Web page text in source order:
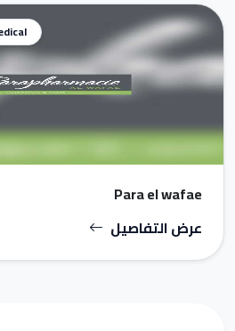
Para el wafae
عرض التفاصيل